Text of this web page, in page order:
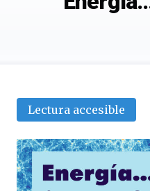
Lectura accesible